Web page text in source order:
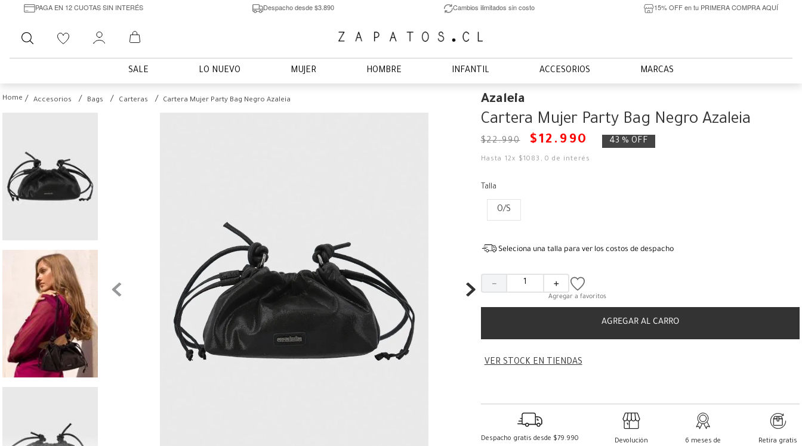
PAGA EN 12 CUOTAS SIN INTERÉS Despacho desde $3.890 Cambios ilimitados sin costo 15% OFF en tu PRIMERA COMPRA AQUÍ
Buscar
SALE LO NUEVO MUJER HOMBRE INFANTIL ACCESORIOS MARCAS
Accesorios Bags Carteras Cartera Mujer Party Bag Negro Azaleia Azaleia
Cartera Mujer Party Bag Negro Azaleia
$22.990 $12 . 990 43 % OFF
Hasta 12x $1083 ,0 de interés
Talla
O/S
Seleciona una talla para ver los costos de despacho
＋
－
AGREGAR AL CARRO
VER STOCK EN TIENDAS
Despacho gratis desde $79.990
Devolución
6 meses de
Retira gratis